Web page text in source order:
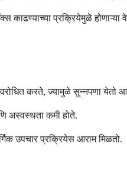
काढण्याच्या प्रक्रियेमुळे
करते, ज्यामुळे सुन्नपणा येतो
अस्वस्थता कमी होते.
उपचार प्रक्रियेस आराम मिळतो.